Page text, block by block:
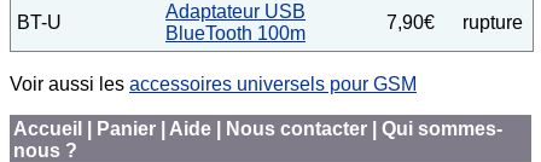
BT-U
Adaptateur USB
BlueTooth 100m
7,90€ rupture
Voir aussi les accessoires universels pour GSM
Accueil Panier Aide Nous contacter
Qui sommes-
nous ?